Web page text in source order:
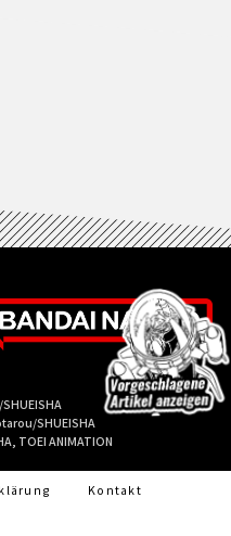
SHUEISHA
TOEI ANIMATION
Kontakt